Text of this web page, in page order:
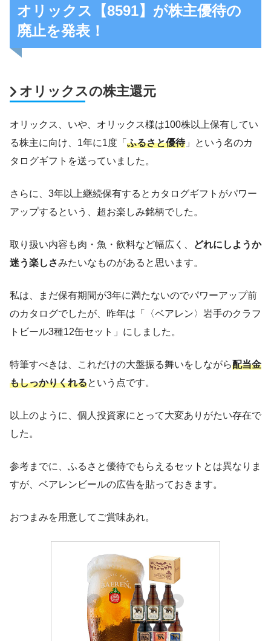
オリックス【8591】が株主優待の
廃止を発表！
オリックスの株主還元
オリックス、いや、オリックス様は100株以上保有してい
る株主に向け、1年に1度「 ふるさと優待」という名のカ
タログギフトを送っていました。
さらに、3年以上継続保有するとカタログギフトがパワー
アップするという、超お楽しみ銘柄でした。
取り扱い内容も肉・魚・飲料など幅広く、
どれにしようか
迷う楽しさみたいなものがあると思います。
私は、まだ保有期間が3年に満たないのでパワーアップ前
のカタログでしたが、昨年は「〈ベアレン〉岩手のクラフ
トビール3種12缶セット」にしました。
特筆すべきは、これだけの大盤振る舞いをしながら配当金
もしっかりくれるという点です。
以上のように、個人投資家にとって大変ありがたい存在で
した。
参考までに、ふるさと優待でもらえるセットとは異なりま
すが、ベアレンビールの広告を貼っておきます。
おつまみを用意してご賞味あれ。